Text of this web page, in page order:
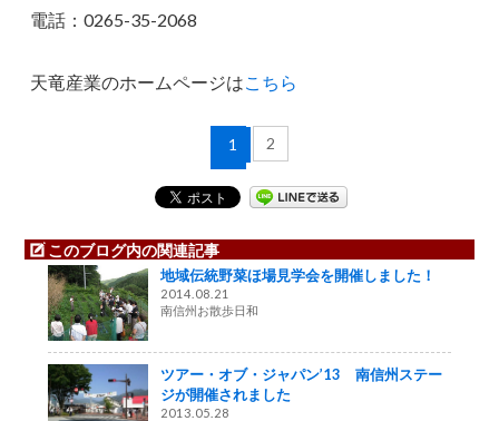
電話：0265-35-2068
天竜産業のホームページは こちら
1 2
このブログ内の関連記事
地域伝統野菜ほ場見学会を開催しました！
2014.08.21
南信州お散歩日和
ツアー・オブ・ジャパン’13 南信州ステー
ジが開催されました
2013.05.28